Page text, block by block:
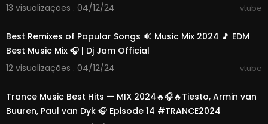
13 visualizações . 04/12/24
vtube
Best Remixes of Popular Songs 🔊 Music Mix 2024 🎵 EDM
Best Music Mix 🎧 | Dj Jam Official
12 visualizações . 04/12/24
vtube
Trance Music Best Hits — MIX 2024🔥🎧🔥Tiesto, Armin van
Buuren, Paul van Dyk 🎧 Episode 14 #TRANCE2024